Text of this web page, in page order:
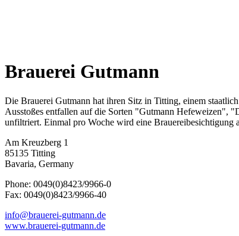
Phone: 0049(0)8423/9966-0
info@brauerei-gutmann.de
www.brauerei-gutmann.de
Slogans:
Gutmann - gutes Bier
Brands:
Gutmann
Beers of brand 'Gutmann'